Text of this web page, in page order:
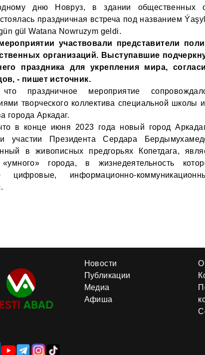
дню Новруз, в здании общественных
праздничная встреча под названием
gül Watana Nowruzym geldi.
участвовали представители
организаций. Выступавшие
праздника для укрепления мира,
- пишет источник.
праздничное мероприятие
творческого коллектива специальной школы
города Аркадаг.
в конце июня 2023 года новый город
участии Президента Сердара
в живописных предгорьях Копетдага,
города, в жизнедеятельность
цифровые, информационно-
Новости
Публикации
Медиа
Афиша
О